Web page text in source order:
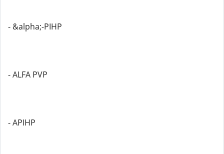
- &alpha;-PIHP
- ALFA PVP
- APIHP